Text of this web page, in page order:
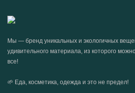
Мы — бренд уникальных и экологичных
удивительного материала, из которого
все!
🌱 Еда, косметика, одежда и это не предел!